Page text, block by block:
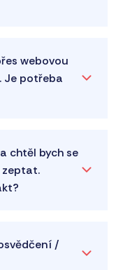
webovou
Je potřeba
chtěl bych se
/